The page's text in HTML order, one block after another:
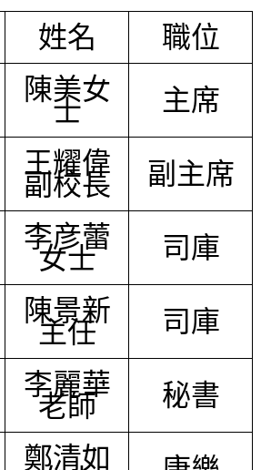
姓名
職位
陳美女
士 主席
王耀偉
副校長 副主席
李彦蕾
女士 司庫
陳景新
主任 司庫
李麗華
老師 秘書
鄭清如